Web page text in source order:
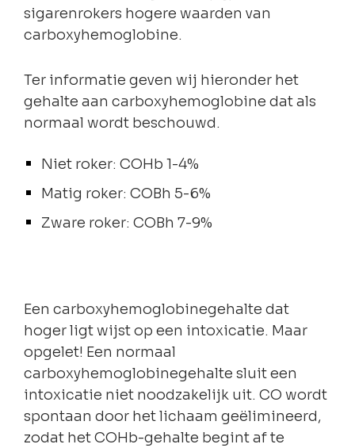
sigarenrokers hogere waarden van
carboxyhemoglobine.
Ter informatie geven wij hieronder het
gehalte aan carboxyhemoglobine dat als
normaal wordt beschouwd.
Niet roker: COHb 1-4%
Matig roker: COBh 5-6%
Zware roker: COBh 7-9%
Een carboxyhemoglobinegehalte dat
hoger ligt wijst op een intoxicatie. Maar
opgelet! Een normaal
carboxyhemoglobinegehalte sluit een
intoxicatie niet noodzakelijk uit. CO wordt
spontaan door het lichaam geëlimineerd,
zodat het COHb-gehalte begint af te